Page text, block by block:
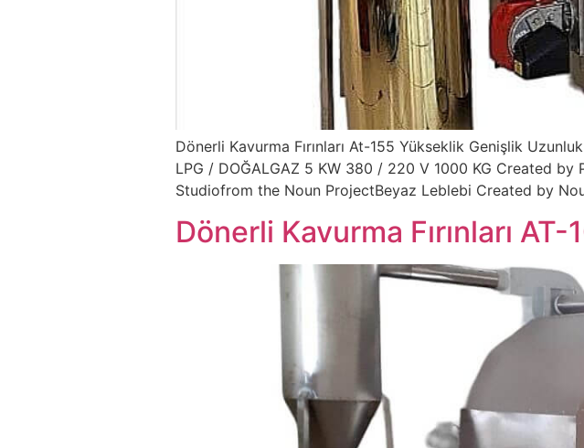
Dönerli Kavurma Fırınları At-155 Yükseklik Genişlik
LPG / DOĞALGAZ 5 KW 380 / 220 V 1000 KG Created
Studiofrom the Noun ProjectBeyaz Leblebi Created by
Dönerli Kavurma Fırınları AT-